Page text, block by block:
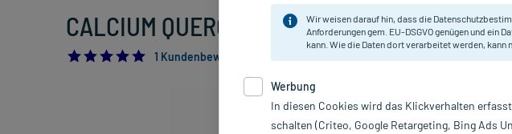
CALCIUM QUERCUS INJECT 10, 5X10 ml
5.0
1 Kundenbewertung*
Wir weisen darauf hin, dass die
Anforderungen gem. EU-DSGVO genügen und ein
kann. Wie die Daten dort verarbeitet werden, kann
Werbung
In diesen Cookies wird das Klickverhalten
schalten (Criteo, Google Retargeting, Bing Ads